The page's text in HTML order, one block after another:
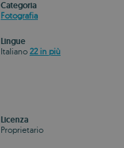
Categoria
Fotografia
Lingue
Italiano 22 in più
Licenza
Proprietario